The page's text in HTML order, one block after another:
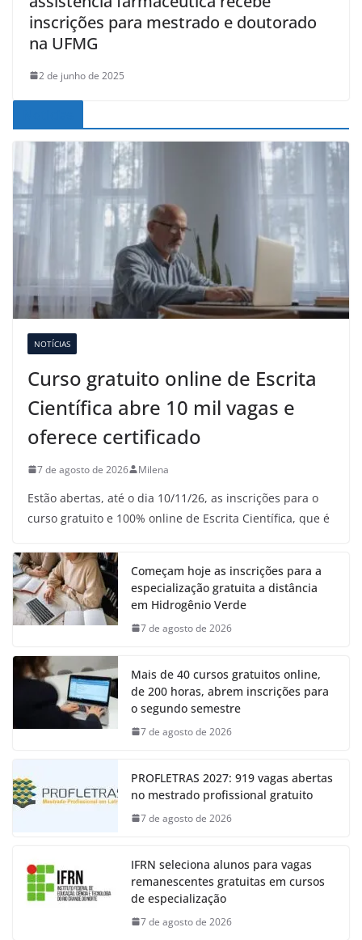
inscrições para mestrado e doutorado
na UFMG
2 de junho de 2025
NOTÍCIAS
Curso gratuito online de Escrita
Científica abre 10 mil vagas e
oferece certificado
7 de agosto de 2026 Milena
Estão abertas, até o dia 10/11/26, as inscrições para o
curso gratuito e 100% online de Escrita Científica, que é
Começam hoje as inscrições para a
especialização gratuita a distância
em Hidrogênio Verde
7 de agosto de 2026
Mais de 40 cursos gratuitos online,
de 200 horas, abrem inscrições para
o segundo semestre
7 de agosto de 2026
PROFLETRAS 2027: 919 vagas abertas
no mestrado profissional gratuito
7 de agosto de 2026
IFRN seleciona alunos para vagas
remanescentes gratuitas em cursos
de especialização
7 de agosto de 2026